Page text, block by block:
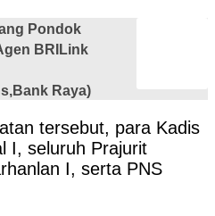
Pondok
BRILink
Raya)
tersebut, para Kadis
I, seluruh Prajurit
I, serta PNS